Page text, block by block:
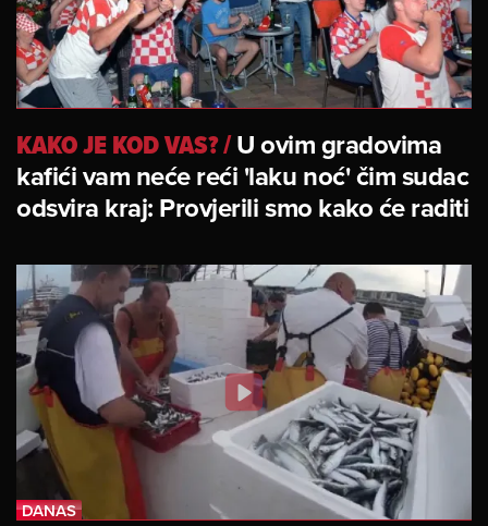
KAKO JE KOD VAS?/U ovim gradovima
kafići vam neće reći 'laku noć' čim sudac
odsvira kraj: Provjerili smo kako će raditi